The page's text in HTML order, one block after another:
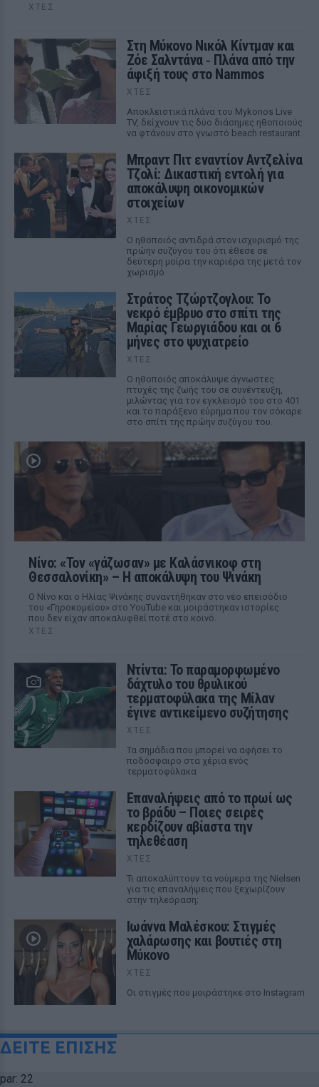
ΧΤΕΣ
Στη Μύκονο Νικόλ Κίντμαν και
Ζόε Σαλντάνα ‑ Πλάνα από την
άφιξή τους στο Nammos
ΧΤΕΣ
Αποκλειστικά πλάνα του Mykonos Live
TV, δείχνουν τις δύο διάσημες ηθοποιούς
να φτάνουν στο γνωστό beach restaurant
Μπραντ Πιτ εναντίον Αντζελίνα
Τζολί: Δικαστική εντολή για
αποκάλυψη οικονομικών
στοιχείων
ΧΤΕΣ
Ο ηθοποιός αντιδρά στον ισχυρισμό της
πρώην συζύγου του ότι έθεσε σε
δεύτερη μοίρα την καριέρα της μετά τον
χωρισμό
Στράτος Τζώρτζογλου: Το
νεκρό έμβρυο στο σπίτι της
Μαρίας Γεωργιάδου και οι 6
μήνες στο ψυχιατρείο
ΧΤΕΣ
Ο ηθοποιός αποκάλυψε άγνωστες
πτυχές της ζωής του σε συνέντευξη,
μιλώντας για τον εγκλεισμό του στο 401
και το παράξενο εύρημα που τον σόκαρε
στο σπίτι της πρώην συζύγου του.
Νίνο: «Τον «γάζωσαν» με Καλάσνικοφ στη
Θεσσαλονίκη» – Η αποκάλυψη του Ψινάκη
Ο Νίνο και ο Ηλίας Ψινάκης συναντήθηκαν στο νέο επεισόδιο
του «Γηροκομείου» στο YouTube και μοιράστηκαν ιστορίες
που δεν είχαν αποκαλυφθεί ποτέ στο κοινό.
ΧΤΕΣ
Ντίντα: Το παραμορφωμένο
δάχτυλο του θρυλικού
τερματοφύλακα της Μίλαν
έγινε αντικείμενο συζήτησης
ΧΤΕΣ
Τα σημάδια που μπορεί να αφήσει το
ποδόσφαιρο στα χέρια ενός
τερματοφύλακα
Επαναλήψεις από το πρωί ως
το βράδυ – Ποιες σειρές
κερδίζουν αβίαστα την
τηλεθέαση
ΧΤΕΣ
Τι αποκαλύπτουν τα νούμερα της Nielsen
για τις επαναλήψεις που ξεχωρίζουν
στην τηλεόραση;
Ιωάννα Μαλέσκου: Στιγμές
χαλάρωσης και βουτιές στη
Μύκονο
ΧΤΕΣ
Οι στιγμές που μοιράστηκε στο Instagram
ΔΕΙΤΕ ΕΠΙΣΗΣ
par: 22